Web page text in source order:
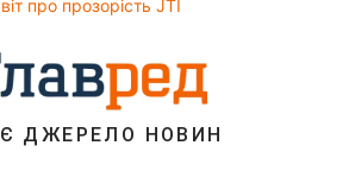
про прозорість JTI
ДЖЕРЕЛО НОВИН